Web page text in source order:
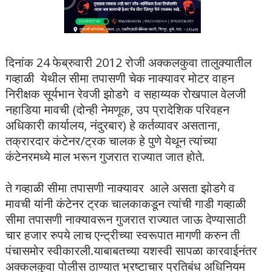
दिनांक 24 फेब्रुवारी 2012 रोजी अक्कलकुवा तालुक्यातील
गव्हाळी येथील सीमा तपासणी चेक नाक्यावर मोटर वाहन
निरीक्षक सूर्यभान रेवजी झोडगे व सहाय्यक रोखपाल वेलजी
नहाडिया मावची (दोन्ही नेमणूक, उप प्रादेशिक परिवहन
अधिकारी कार्यालय, नंदुरबार) हे कर्तव्यावर असताना,
तक्रारदार कंटेनर/ट्रक चालक हे पुणे येथून त्यांच्या
कंटेनरमध्ये माल भरून गुजरात राज्यात जात होते.
ते गव्हाळी सीमा तपासणी नाक्यावर आले असता झोडगे व
मावची यांनी कंटेनर ट्रक चालकाकडून त्यांची गाडी गव्हाळी
सीमा तपासणी नाक्यावरून गुजरात राज्यात जाऊ देण्यासाठी
चार हजार रुपये लाच एन्ट्रीच्या स्वरूपात मागणी करुन ती
पंचासमोर स्वीकारली.याबाबतच्या यशस्वी सापळा कारवाईनंतर
अक्कलकुवा पोलीस ठाण्यात भ्रष्टाचार प्रतिबंध अधिनियम